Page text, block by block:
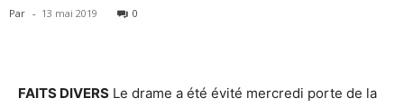
Par - 13 mai 2019 0
FAITS DIVERS Le drame a été évité mercredi porte de la